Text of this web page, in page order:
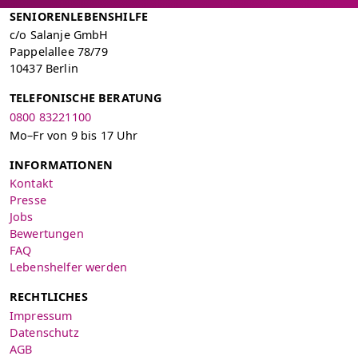
SENIORENLEBENSHILFE
c/o Salanje GmbH
Pappelallee 78/79
10437 Berlin
TELEFONISCHE BERATUNG
0800 83221100
Mo–Fr von 9 bis 17 Uhr
INFORMATIONEN
Kontakt
Presse
Jobs
Bewertungen
FAQ
Lebenshelfer werden
RECHTLICHES
Impressum
Datenschutz
AGB